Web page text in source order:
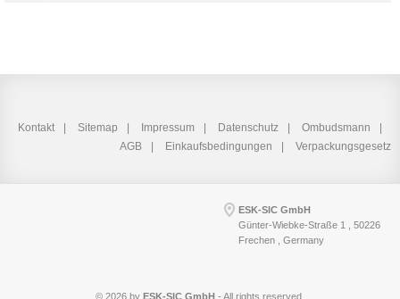
Kontakt Sitemap Impressum Datenschutz
Ombudsmann
AGB
Einkaufsbedingungen Verpackungsgesetz
ESK-SIC GmbH
Günter-Wiebke-Straße 1 , 50226
Frechen , Germany
© 2026 by ESK-SIC GmbH - All rights reserved.